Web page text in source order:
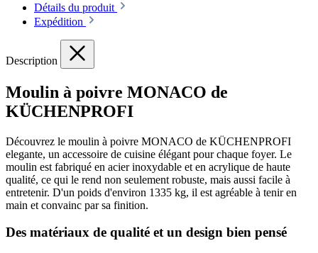
Détails du produit
Expédition
Description
Moulin à poivre MONACO de
KÜCHENPROFI
Découvrez le moulin à poivre MONACO de KÜCHENPROFI
elegante, un accessoire de cuisine élégant pour chaque foyer. Le
moulin est fabriqué en acier inoxydable et en acrylique de haute
qualité, ce qui le rend non seulement robuste, mais aussi facile à
entretenir. D'un poids d'environ 1335 kg, il est agréable à tenir en
main et convainc par sa finition.
Des matériaux de qualité et un design bien pensé